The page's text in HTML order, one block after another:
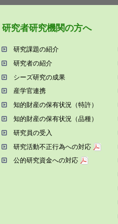
研究者研究機関の⽅へ
研究課題の紹介
研究者の紹介
シーズ研究の成果
産学官連携
知的財産の保有状況（特許）
知的財産の保有状況（品種）
研究員の受⼊
研究活動不正⾏為への対応
公的研究資金への対応